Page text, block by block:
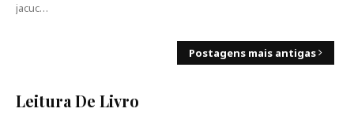
jacuc…
Postagens mais antigas
Leitura De Livro